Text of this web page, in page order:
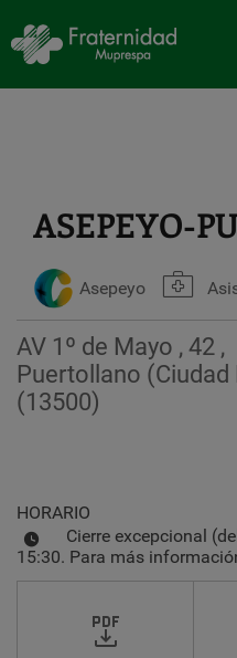
contenido
principal
ASEPEYO-
Asepeyo
AV 1º de Mayo , 42 ,
Puertollano (Ciudad
(13500)
HORARIO
Cierre excepcional
15:30. Para más